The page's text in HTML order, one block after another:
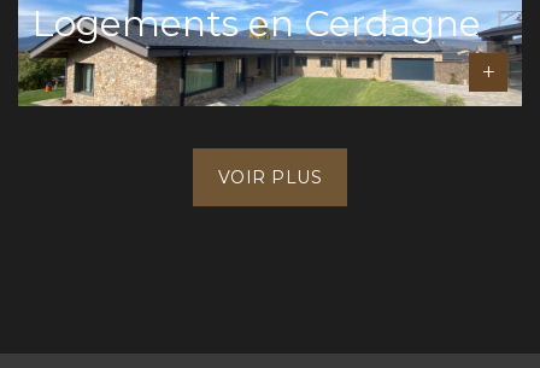
Logements en Cerdagne
+
VOIR PLUS